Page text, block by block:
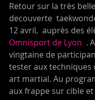
Retour sur la très
decouverte
12 avril,  auprès des
Omnisport de Lyon
.
vingtaine de
tester aux techniques
art martial. Au
aux frappe sur cible